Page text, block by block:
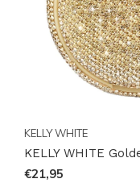
voor
Ervaar Het
Golden Kelly
te proberen en
wereldwijd
KELLY WHITE
KELLY WHITE
€21,95